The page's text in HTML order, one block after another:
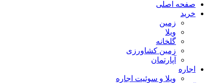
صفحه اصلی
خرید
زمین
ویلا
گلخانه
زمین کشاورزی
آپارتمان
اجاره
ویلا و سوئیت اجاره